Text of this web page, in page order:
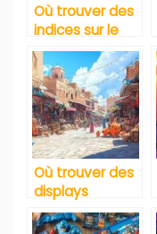
Où trouver des
indices sur le
jeu Pédantix
Où trouver des
displays
Pokemon
authentiques